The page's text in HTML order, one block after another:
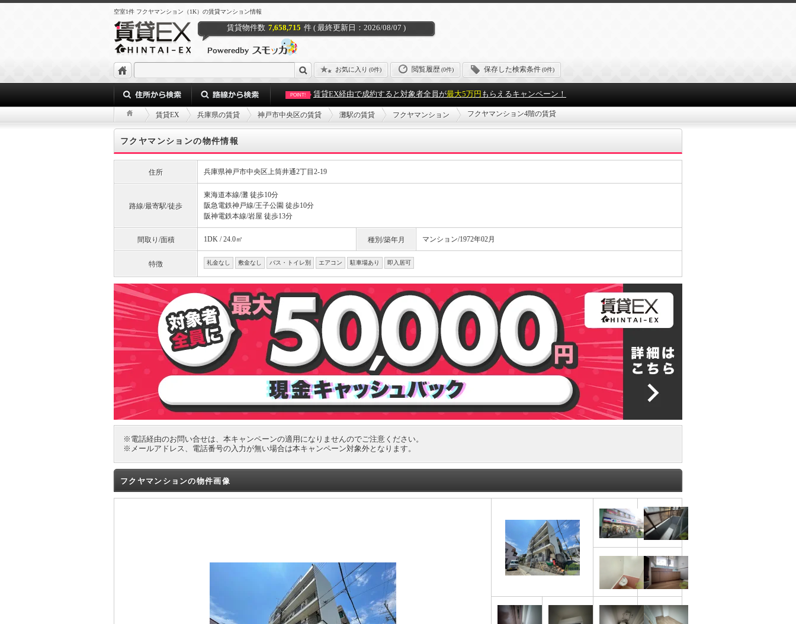
空室1件 フクヤマンション（1K）の賃貸マンション情報
賃貸物件数 7,658,715 件 ( 最終更新日：2026/08/07 )
お気に入り (0件) 閲覧履歴(0件) 保存した検索条件(0件)
POINT! 賃貸EX経由で成約すると対象者全員が最大5万円 もらえるキャンペーン！
賃貸EX 兵庫県の賃貸 神戸市中央区の賃貸 灘駅の賃貸 フクヤマンション フクヤマンション4階の賃貸
フクヤマンションの物件情報
住所 兵庫県神戸市中央区上筒井通2丁目2-19
路線/最寄駅/徒歩
東海道本線/灘 徒歩10分
阪急電鉄神戸線/王子公園 徒歩10分
阪神電鉄本線/岩屋 徒歩13分
間取り/面積 1DK / 24.0㎡ 種別/築年月 マンション/1972年02月
特徴 礼金なし 敷金なし バス・トイレ別 エアコン 駐車場あり 即入居可
※電話経由のお問い合せは、本キャンペーンの適用になりませんのでご注意ください。
※メールアドレス、電話番号の入力が無い場合は本キャンペーン対象外となります。
フクヤマンションの物件画像